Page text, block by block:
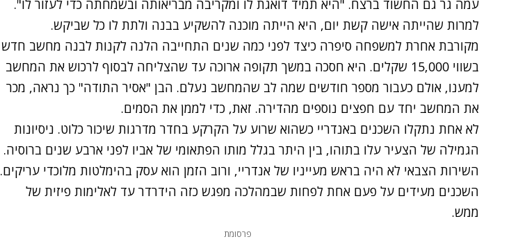
עמה גר גם החשוד ברצח. "היא תמיד דואגת לו ומקריבה מבריאותה ובשמחתה כדי לעזור לו".
למרות שהייתה אישה קשת יום, היא הייתה מוכנה להשקיע בבנה ולתת לו כל שביקש.
מקורבת אחרת למשפחה סיפרה כיצד לפני כמה שנים התחייבה הלנה לקנות לבנה מחשב חדש
בשווי 15,000 שקלים. היא חסכה במשך תקופה ארוכה עד שהצליחה לבסוף לרכוש את המחשב
למענו, אולם כעבור מספר חודשים שמה לב שהמחשב נעלם. הבן "אסיר התודה" כך נראה, מכר
את המחשב יחד עם חפצים נוספים מהדירה. זאת, כדי לממן את הסמים.
לא אחת נתקלו השכנים באנדריי כשהוא שרוע על הקרקע בחדר מדרגות שיכור כלוט. ניסיונות
הגמילה של הצעיר עלו בתוהו, בין היתר בגלל מותו הפתאומי של אביו לפני ארבע שנים ברוסיה.
השירות הצבאי לא היה בראש מעייניו של אנדריי, ורוב הזמן הוא עסק בהימלטות מלוכדי עריקים.
השכנים מעידים על פעם אחת לפחות שבמהלכה מפגש כזה הידרדר עד לאלימות פיזית של
ממש.
פרסומת